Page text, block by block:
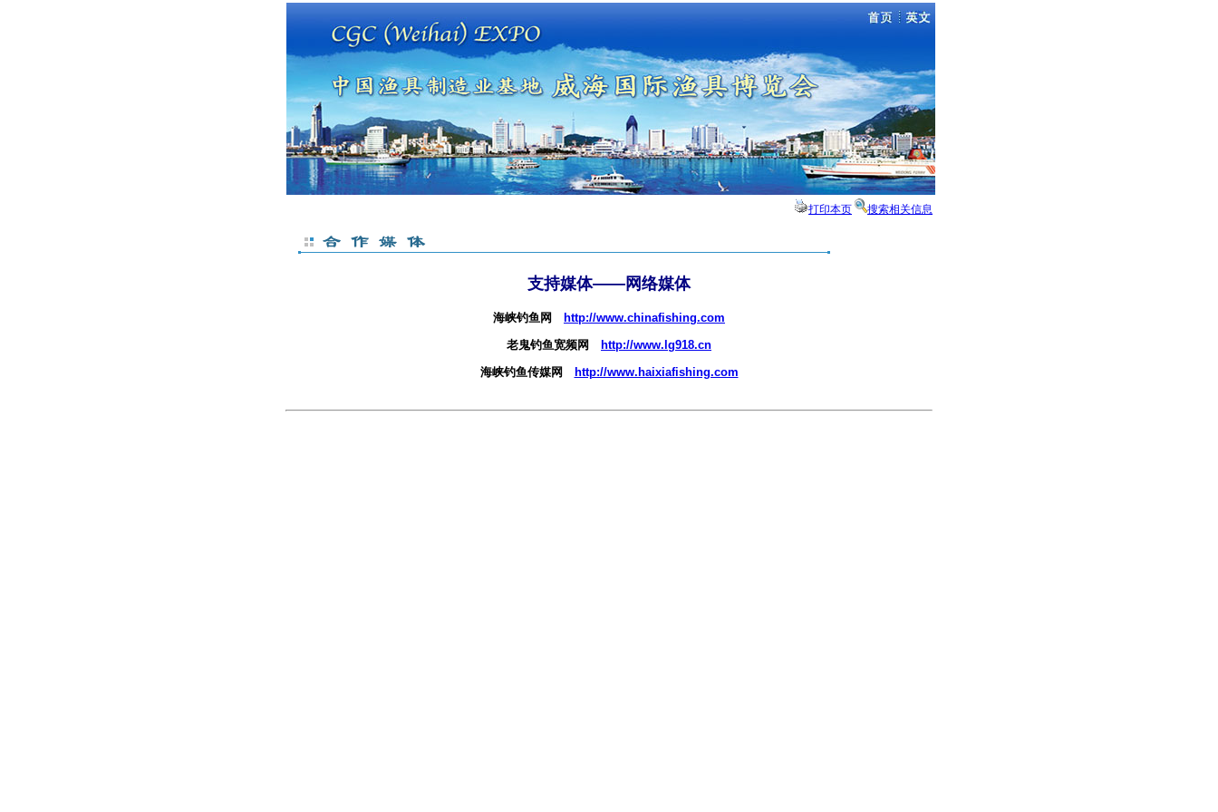
打印本页 搜索相关信息
支持媒体——网络媒体
海峡钓鱼网
http://www.chinafishing.com
老鬼钓鱼宽频网
http://www.lg918.cn
海峡钓鱼传媒网
http://www.haixiafishing.com